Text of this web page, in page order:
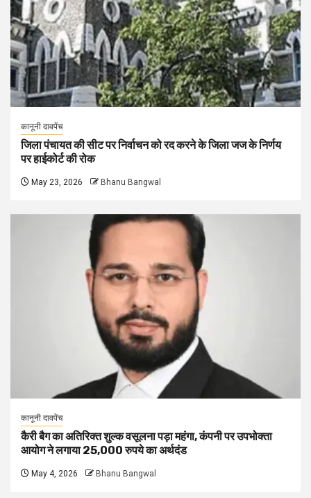
कानूनी दावपेंच
जिला पंचायत की सीट पर निर्वाचन को रद करने के जिला जज के निर्णय
पर हाईकोर्ट की रोक
May 23, 2026 Bhanu Bangwal
कानूनी दावपेंच
कैरी बैग का अतिरिक्त शुल्क वसूलना पड़ा महंगा, कंपनी पर उपभोक्ता
आयोग ने लगाया 25,000 रुपये का अर्थदंड
May 4, 2026 Bhanu Bangwal